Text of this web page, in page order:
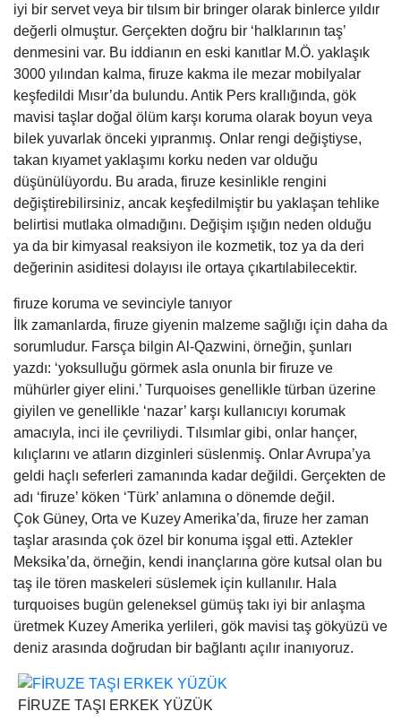
iyi bir servet veya bir tılsım bir bringer olarak binlerce yıldır
değerli olmuştur. Gerçekten doğru bir ‘halklarının taş’
denmesini var. Bu iddianın en eski kanıtlar M.Ö. yaklaşık
3000 yılından kalma, firuze kakma ile mezar mobilyalar
keşfedildi Mısır’da bulundu. Antik Pers krallığında, gök
mavisi taşlar doğal ölüm karşı koruma olarak boyun veya
bilek yuvarlak önceki yıpranmış. Onlar rengi değiştiyse,
takan kıyamet yaklaşımı korku neden var olduğu
düşünülüyordu. Bu arada, firuze kesinlikle rengini
değiştirebilirsiniz, ancak keşfedilmiştir bu yaklaşan tehlike
belirtisi mutlaka olmadığını. Değişim ışığın neden olduğu
ya da bir kimyasal reaksiyon ile kozmetik, toz ya da deri
değerinin asiditesi dolayısı ile ortaya çıkartılabilecektir.
firuze koruma ve sevinciyle tanıyor
İlk zamanlarda, firuze giyenin malzeme sağlığı için daha da
sorumludur. Farsça bilgin Al-Qazwini, örneğin, şunları
yazdı: ‘yoksulluğu görmek asla onunla bir firuze ve
mühürler giyer elini.’ Turquoises genellikle türban üzerine
giyilen ve genellikle ‘nazar’ karşı kullanıcıyı korumak
amacıyla, inci ile çevriliydi. Tılsımlar gibi, onlar hançer,
kılıçlarını ve atların dizginleri süslenmiş. Onlar Avrupa’ya
geldi haçlı seferleri zamanında kadar değildi. Gerçekten de
adı ‘firuze’ köken ‘Türk’ anlamına o dönemde değil.
Çok Güney, Orta ve Kuzey Amerika’da, firuze her zaman
taşlar arasında çok özel bir konuma işgal etti. Aztekler
Meksika’da, örneğin, kendi inançlarına göre kutsal olan bu
taş ile tören maskeleri süslemek için kullanılır. Hala
turquoises bugün geleneksel gümüş takı iyi bir anlaşma
üretmek Kuzey Amerika yerlileri, gök mavisi taş gökyüzü ve
deniz arasında doğrudan bir bağlantı açılır inanıyoruz.
FİRUZE TAŞI ERKEK YÜZÜK